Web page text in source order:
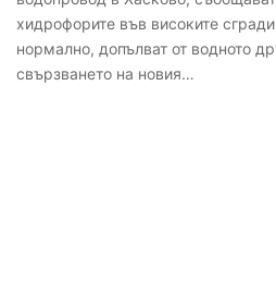
хидрофорите във високите
нормално, допълват от водното
свързването на новия…